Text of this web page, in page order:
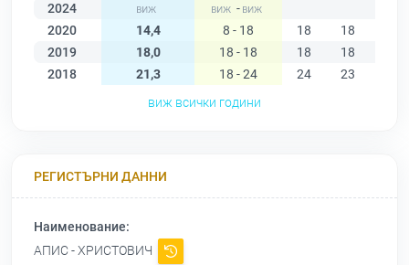
2024
-
2020
14,4 8 - 18 18 18
2019
18,0 18 - 18 18 18
2018
21,3 18 - 24 24 23
виж всички години
РЕГИСТЪРНИ ДАННИ
Наименование:
АПИС - ХРИСТОВИЧ